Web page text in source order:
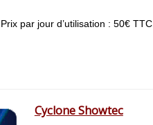
Prix par jour d’utilisation : 50€ TTC.
Cyclone Showtec